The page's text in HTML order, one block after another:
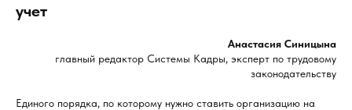
учет
Анастасия Синицына
главный редактор Системы Кадры, эксперт по трудовому
законодательству
Единого порядка, по которому нужно ставить организацию на